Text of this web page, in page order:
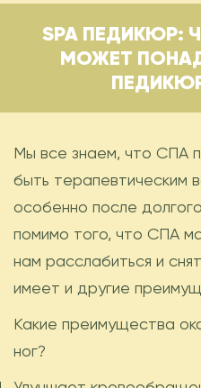
SPA ПЕДИКЮР:
МОЖЕТ
Мы все знаем, что СПА
быть терапевтическим
особенно после
помимо того, что СПА
нам расслабиться и
имеет и другие
Какие преимущества
ног?